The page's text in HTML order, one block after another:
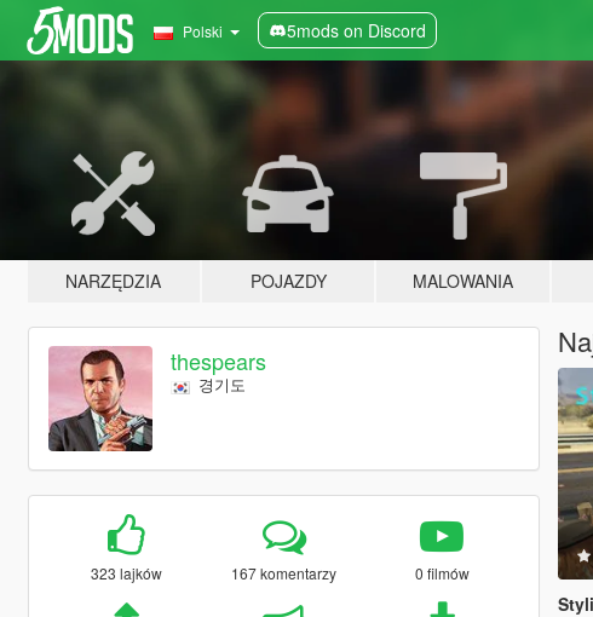
Polski 5mods on Discord
NARZĘDZIA POJAZDY MALOWANIA
thespears
경기도
323 lajków 167 komentarzy 0 filmów